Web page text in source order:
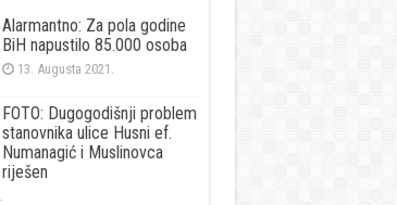
Alarmantno: Za pola godine
BiH napustilo 85.000 osoba
13. Augusta 2021.
FOTO: Dugogodišnji problem
stanovnika ulice Husni ef.
Numanagić i Muslinovca
riješen